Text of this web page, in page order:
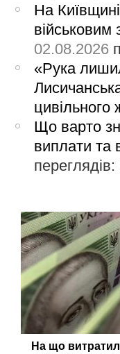
На
02.08.2026
«Рука
цивільного
Що варто
виплати та
переглядів:
На що